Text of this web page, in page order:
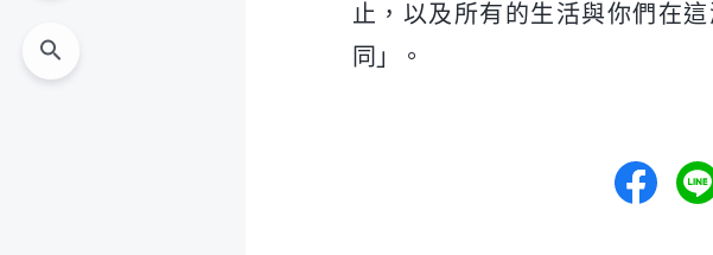
止，以及所有的生活與你們在
同」。